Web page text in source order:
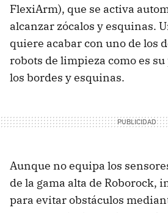
FlexiArm), que se activa
alcanzar zócalos y esquinas.
quiere acabar con uno de los
robots de limpieza como es
los bordes y esquinas.
Aunque no equipa los
de la gama alta de Roborock,
para evitar obstáculos